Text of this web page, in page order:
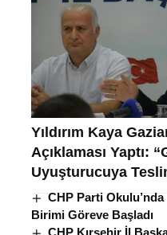
Yıldırım Kaya
Açıklaması Yaptı:
Uyuşturucuya
CHP Parti
Birimi Göreve Başladı
CHP Kırşehir İl